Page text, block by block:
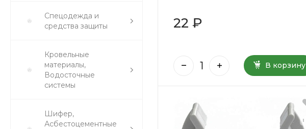
Спецодежда и
средства защиты
Кровельные
материалы,
Водосточные
системы
Шифер,
Асбестоцементные
22 ₽
В корзину